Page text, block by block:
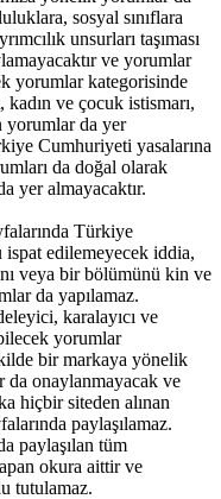
sosyal sınıflara
unsurları taşıması
ve yorumlar
yorumlar kategorisinde
ve çocuk istismarı,
yorumlar da yer
Cumhuriyeti yasalarına
da doğal olarak
yer almayacaktır.
Türkiye
edilemeyecek iddia,
veya bir bölümünü kin ve
da yapılamaz.
karalayıcı ve
yorumlar
bir markaya yönelik
da onaylanmayacak ve
hiçbir siteden alınan
paylaşılamaz.
paylaşılan tüm
okura aittir ve
tutulamaz.